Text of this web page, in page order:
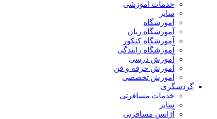
خدمات آموزشی
سایر
آموزشگاه
آموزشگاه زبان
آموزشگاه کنکور
آموزشگاه رانندگی
آموزش درسی
آموزش حرفه و فن
آموزش تخصصی
گردشگری
خدمات مسافرتی
سایر
آژانس مسافرتی